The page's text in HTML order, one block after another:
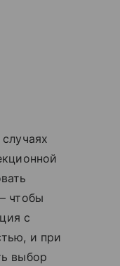
чтобы
с
и при
выбор